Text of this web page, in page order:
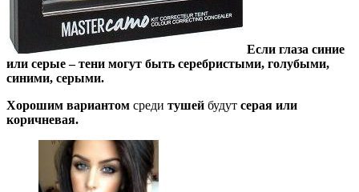
Если глаза синие
или серые – тени могут быть серебристыми, голубыми,
синими, серыми.
Хорошим вариантом среди тушей будут серая или
коричневая.